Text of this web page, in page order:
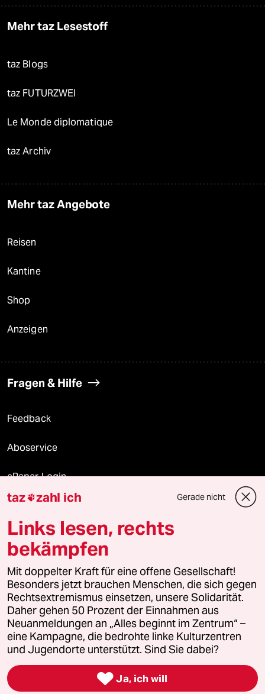
Mehr taz Lesestoff
taz Blogs
taz FUTURZWEI
Le Monde diplomatique
taz Archiv
Mehr taz Angebote
Reisen
Kantine
Shop
Anzeigen
Fragen & Hilfe
Feedback
Aboservice
ePaper Login
Downloads für Abonnierende
© 2026 taz Verlags und Vertriebs GmbH
Alle Rechte vorbehalten. Bei rechtlichen Fragen oder für Genehmigungen
wenden Sie sich bitte an
lizenzen@taz.de
Feedback Redaktionsstatut Kommune-Richtlinien
Leitlinie Informant Datenschutz Impressum AGB
Seitenwende Einwilligungen widerrufen (Ads)
taz zahl ich Gerade nicht
Links lesen, rechts
bekämpfen
Mit doppelter Kraft für eine offene Gesellschaft!
Besonders jetzt brauchen Menschen, die sich gegen
Rechtsextremismus einsetzen, unsere Solidarität.
Daher gehen 50 Prozent der Einnahmen aus
Neuanmeldungen an „Alles beginnt im Zentrum“ –
eine Kampagne, die bedrohte linke Kulturzentren
und Jugendorte unterstützt. Sind Sie dabei?
 Ja, ich will